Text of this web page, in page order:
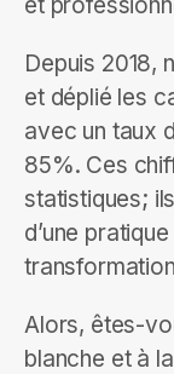
Depuis 2018,
et déplié les
avec un taux
85%. Ces
statistiques;
d’une
Alors, êtes-
blanche et à